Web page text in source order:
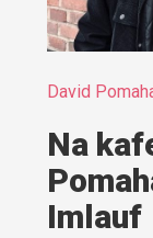
David
Na
Imlauf